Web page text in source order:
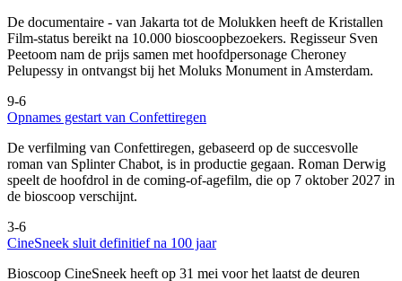
De documentaire - van Jakarta tot de Molukken heeft de Kristallen
Film-status bereikt na 10.000 bioscoopbezoekers. Regisseur Sven
Peetoom nam de prijs samen met hoofdpersonage Cheroney
Pelupessy in ontvangst bij het Moluks Monument in Amsterdam.
9-6
Opnames gestart van Confettiregen
De verfilming van Confettiregen, gebaseerd op de succesvolle
roman van Splinter Chabot, is in productie gegaan. Roman Derwig
speelt de hoofdrol in de coming-of-agefilm, die op 7 oktober 2027 in
de bioscoop verschijnt.
3-6
CineSneek sluit definitief na 100 jaar
Bioscoop CineSneek heeft op 31 mei voor het laatst de deuren